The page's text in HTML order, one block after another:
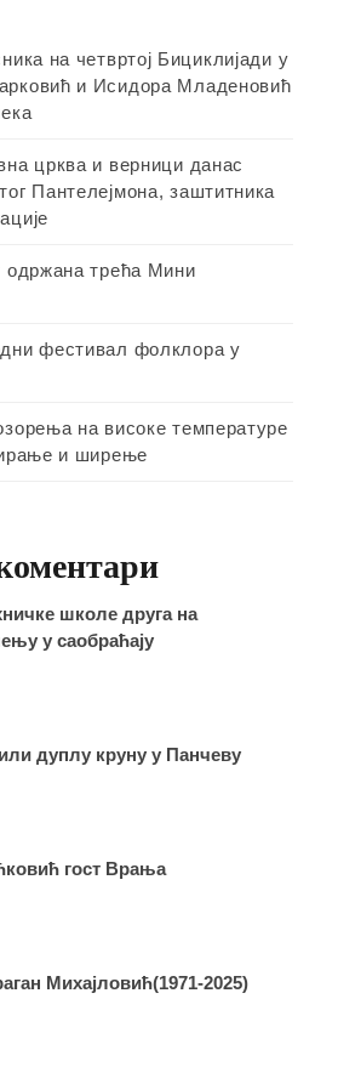
на четвртој Бициклијади у
и Исидора Младеновић
црква и верници данас
Пантелејмона, заштитника
одржана трећа Мини
фестивал фолклора у
на високе температуре
и ширење
школе друга на
у саобраћају
дуплу круну у Панчеву
гост Врања
Михајловић(1971-2025)